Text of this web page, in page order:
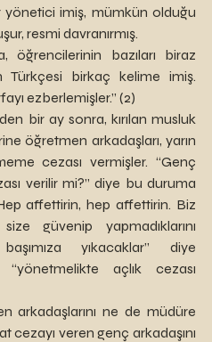
yönetici imiş, mümkün olduğu
resmi davranırmış.
Türkçesi birkaç kelime imiş.
ezberlemişler.” (2)
öğretmen arkadaşları, yarın
cezası vermişler. “Genç
verilir mi?” diye bu duruma
affettirin, hep affettirin. Biz
güvenip yapmadıklarını
yıkacaklar” diye
“yönetmelikte açlık cezası
arkadaşlarını ne de müdüre
cezayı veren genç arkadaşını